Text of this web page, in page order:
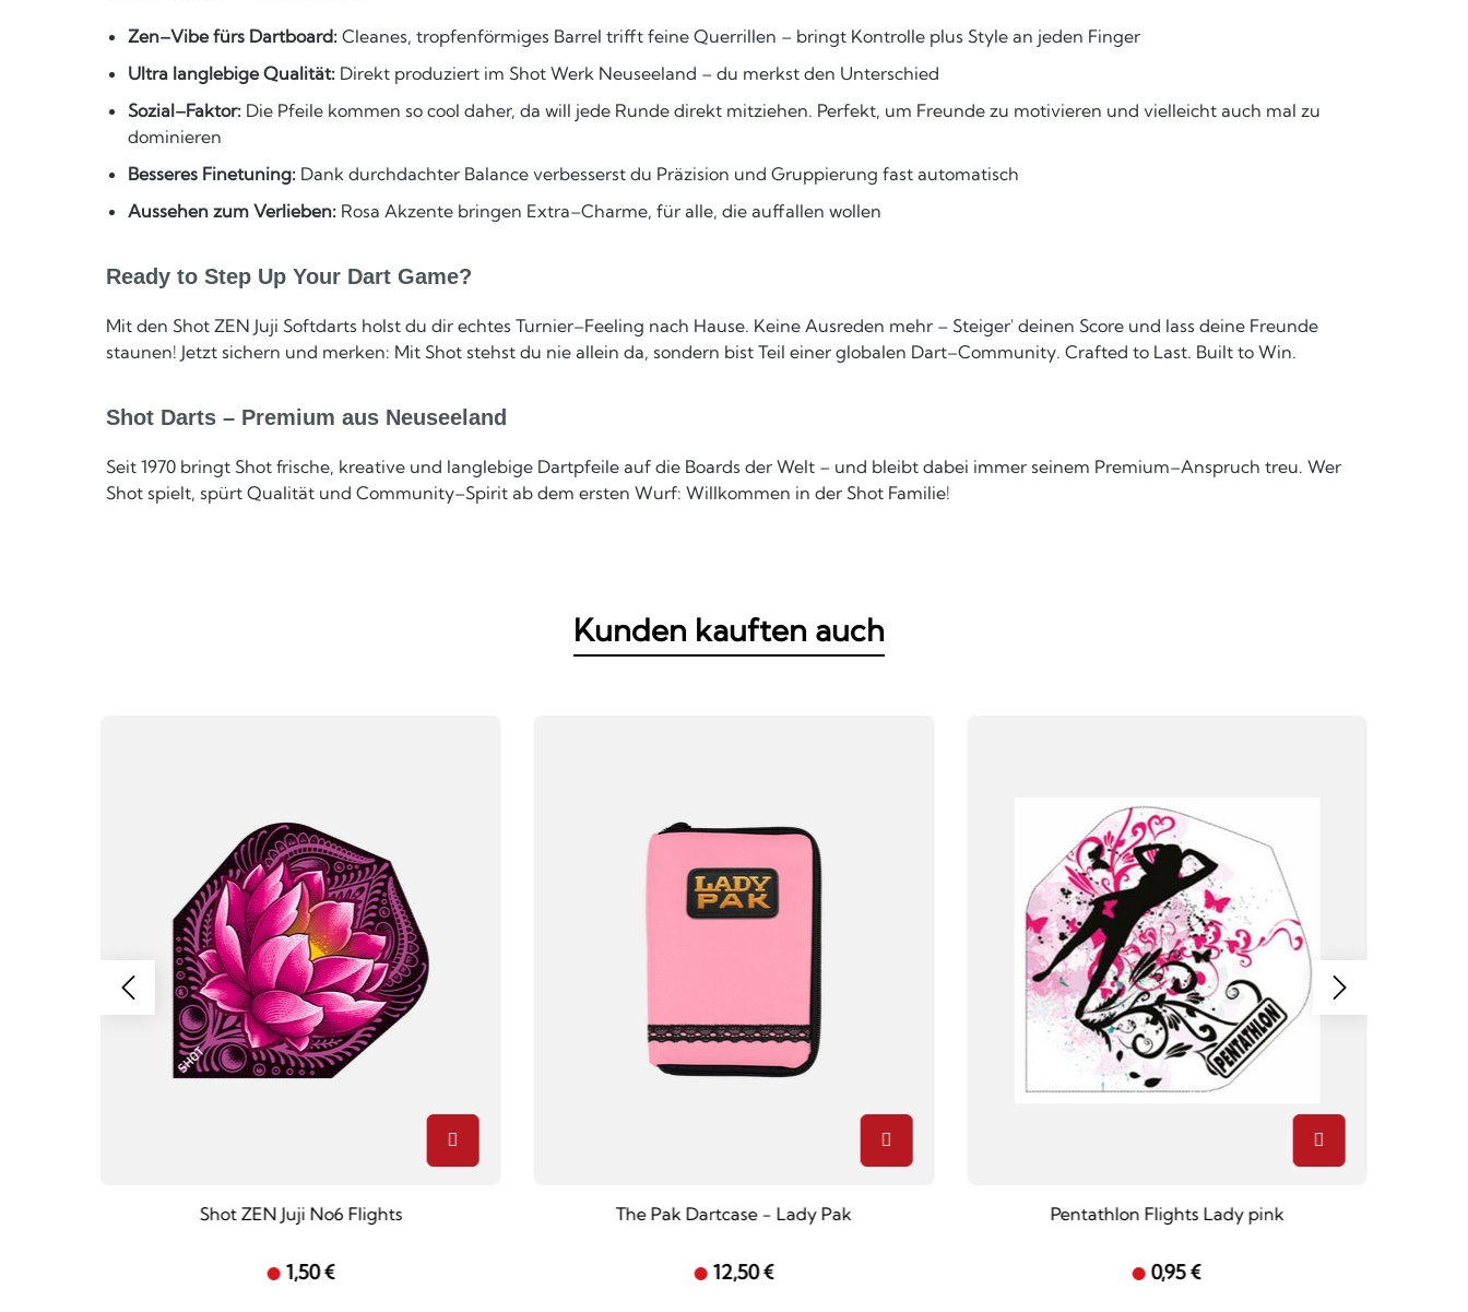
Zen–Vibe fürs Dartboard: Cleanes, tropfenförmiges Barrel trifft feine Querrillen – bringt Kontrolle plus Style an jeden Finger
Ultra langlebige Qualität: Direkt produziert im Shot Werk Neuseeland – du merkst den Unterschied
Sozial–Faktor: Die Pfeile kommen so cool daher, da will jede Runde direkt mitziehen. Perfekt, um Freunde zu motivieren und vielleicht auch mal zu
dominieren
Besseres Finetuning: Dank durchdachter Balance verbesserst du Präzision und Gruppierung fast automatisch
Aussehen zum Verlieben: Rosa Akzente bringen Extra–Charme, für alle, die auffallen wollen
Ready to Step Up Your Dart Game?
Mit den Shot ZEN Juji Softdarts holst du dir echtes Turnier–Feeling nach Hause. Keine Ausreden mehr – Steiger' deinen Score und lass deine Freunde
staunen! Jetzt sichern und merken: Mit Shot stehst du nie allein da, sondern bist Teil einer globalen Dart–Community. Crafted to Last. Built to Win.
Shot Darts – Premium aus Neuseeland
Seit 1970 bringt Shot frische, kreative und langlebige Dartpfeile auf die Boards der Welt – und bleibt dabei immer seinem Premium–Anspruch treu. Wer
Shot spielt, spürt Qualität und Community–Spirit ab dem ersten Wurf: Willkommen in der Shot Familie!
Kunden kauften auch
Shot ZEN Juji No6 Flights
1,50 €
The Pak Dartcase - Lady Pak
12,50 €
Pentathlon Flights Lady pink
0,95 €